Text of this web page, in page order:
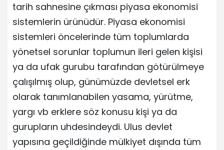
tarih sahnesine çıkması piyasa ekonomisi
sistemlerin ürünüdür. Piyasa ekonomisi
sistemleri öncelerinde tüm toplumlarda
yönetsel sorunlar toplumun ileri gelen kişisi
ya da ufak gurubu tarafından götürülmeye
çalışılmış olup, günümüzde devletsel erk
olarak tanımlanabilen yasama, yürütme,
yargı vb erklere söz konusu kişi ya da
gurupların uhdesindeydi. Ulus devlet
yapısına geçildiğinde mülkiyet dışında tüm